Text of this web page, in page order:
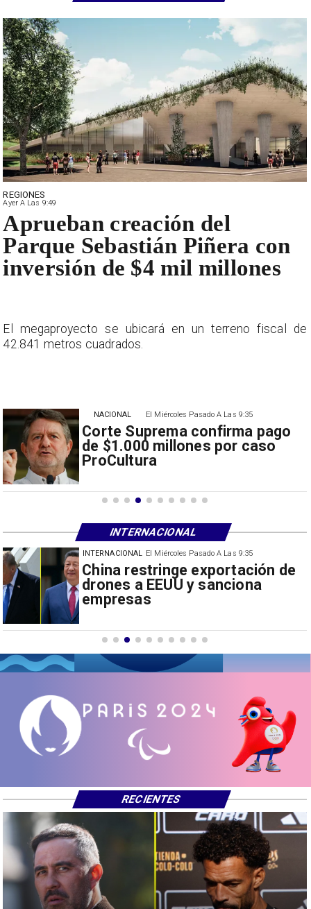
El Miércoles Pasado A Las 9:35
Papa León XIV anuncia gira por
Sudamérica
INTERNACIONAL
El Miércoles Pasado A Las 9:35
Corte Suprema confirma pago
de $1.000 millones por caso
ProCultura
NACIONAL
REGIONES
Ayer A Las 9:49
Aprueban creación del
Parque Sebastián Piñera con
inversión de $4 mil millones
El megaproyecto se ubicará en un terreno fiscal de
42.841 metros cuadrados.
INTERNACIONAL
RECIENTES